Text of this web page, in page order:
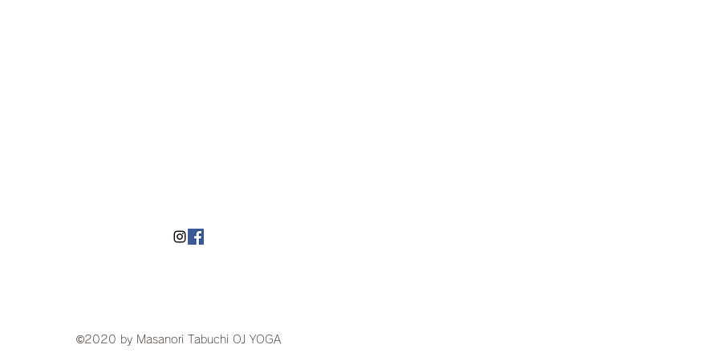
©2020 by Masanori Tabuchi OJ YOGA